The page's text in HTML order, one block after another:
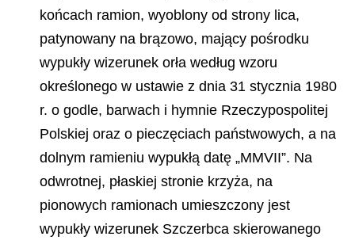
końcach ramion, wyoblony od strony lica,
patynowany na brązowo, mający pośrodku
wypukły wizerunek orła według wzoru
określonego w ustawie z dnia 31 stycznia 1980
r. o godle, barwach i hymnie Rzeczypospolitej
Polskiej oraz o pieczęciach państwowych, a na
dolnym ramieniu wypukłą datę „MMVII”. Na
odwrotnej, płaskiej stronie krzyża, na
pionowych ramionach umieszczony jest
wypukły wizerunek Szczerbca skierowanego